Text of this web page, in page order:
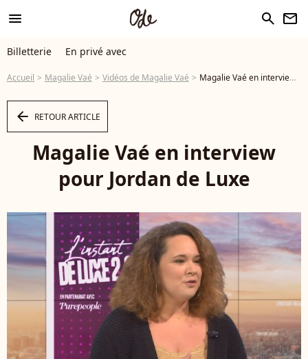
menu search newsletter
Billetterie En privé avec
Accueil Magalie Vaé Vidéos de Magalie Vaé Magalie Vaé en interview pour Jordan de Luxe - Vidéo
arrow_left RETOUR ARTICLE
Magalie Vaé en interview
pour Jordan de Luxe